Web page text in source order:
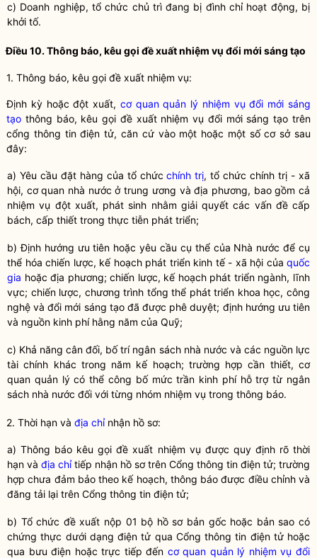
c) Doanh nghiệp, tổ chức chủ trì đang bị đình chỉ hoạt động, bị
khởi tố.
Điều 10. Thông báo, kêu gọi đề xuất nhiệm vụ đổi mới sáng tạo
1. Thông báo, kêu gọi đề xuất nhiệm vụ:
Định kỳ hoặc đột xuất, cơ quan quản lý nhiệm vụ đổi mới sáng
tạo thông báo, kêu gọi đề xuất nhiệm vụ đổi mới sáng tạo trên
cổng thông tin điện tử, căn cứ vào một hoặc một số cơ sở sau
đây:
a) Yêu cầu đặt hàng của tổ chứcchính trị, tổ chứcchính trị - xã
hội, cơ quan nhà nước ở trung ương và địa phương, bao gồm cả
nhiệm vụ đột xuất, phát sinh nhằm giải quyết các vấn đề cấp
bách, cấp thiết trong thực tiễn phát triển;
b) Định hướng ưu tiên hoặc yêu cầu cụ thể của Nhà nước để cụ
thể hóa chiến lược, kế hoạch phát triển kinh tế - xã hội của quốc
gia hoặc địa phương; chiến lược, kế hoạch phát triển ngành, lĩnh
vực; chiến lược, chương trình tổng thể phát triển khoa học,công
nghệ vàđổi mới sáng tạođã được phê duyệt; định hướng ưu tiên
và nguồn kinh phí hằng năm của Quỹ;
c) Khả năng cân đối, bố trí ngân sách nhà nước và các nguồn lực
tài chính khác trong năm kế hoạch; trường hợp cần thiết, cơ
quan quản lý có thể công bố mức trần kinh phí hỗ trợ từ ngân
sách nhà nước đối với từng nhóm nhiệm vụ trong thông báo.
2. Thời hạn và địa chỉnhận hồ sơ:
a) Thông báo kêu gọi đề xuất nhiệm vụ được quy định rõ thời
hạn và địa chỉtiếp nhận hồ sơ trên Cổng thông tin điện tử; trường
hợp chưa đảm bảo theo kế hoạch, thông báo được điều chỉnh và
đăng tải lại trên Cổng thông tin điện tử;
b) Tổ chức đề xuất nộp 01 bộ hồ sơ bản gốc hoặc bản sao có
chứng thực dưới dạng điện tử qua Cổng thông tin điện tử hoặc
qua bưu điện hoặc trực tiếp đến cơ quan quản lý nhiệm vụ đổi